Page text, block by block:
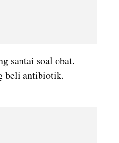
santai soal obat.
beli antibiotik.